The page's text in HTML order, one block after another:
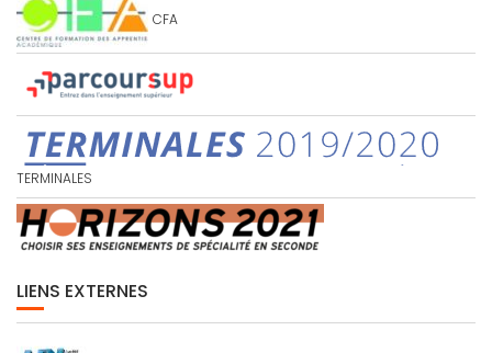
CFA
TERMINALES
LIENS EXTERNES